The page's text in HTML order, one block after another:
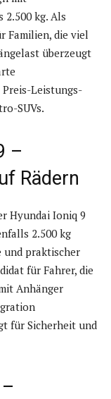
kg. Als
Familien, die viel
überzeugt
Leistungs-
SUVs.
–
Rädern
Hyundai Ioniq 9
2.500 kg
und praktischer
für Fahrer, die
Anhänger
für Sicherheit und